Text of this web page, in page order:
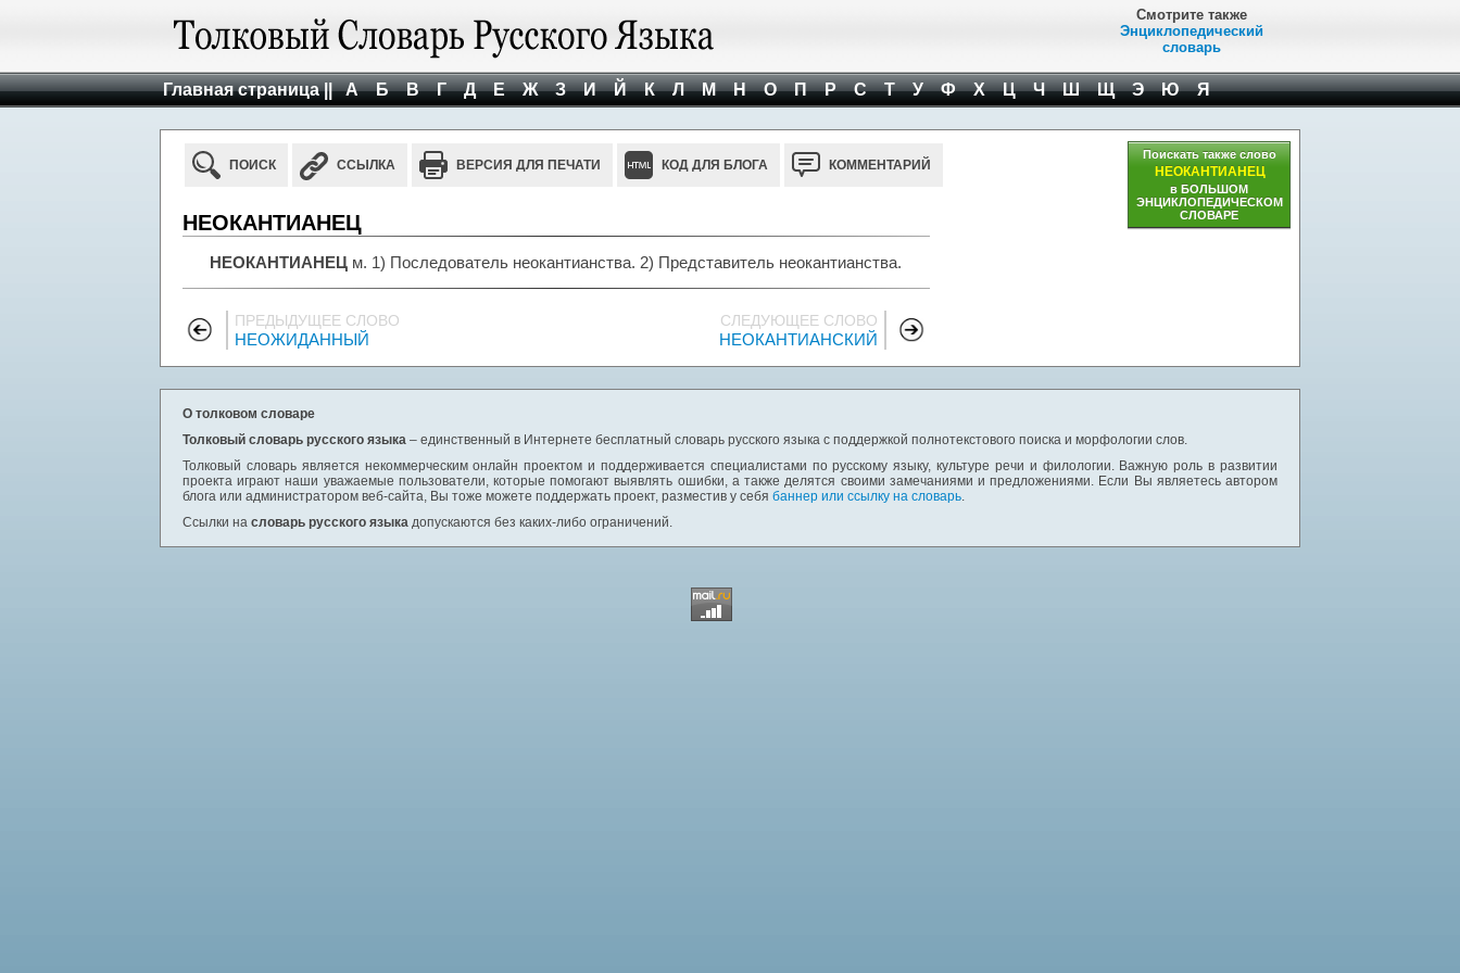
Смотрите также
Энциклопедический
словарь
Главная страница || А Б В Г Д Е Ж З И Й К Л М Н О П Р С Т У Ф Х Ц Ч Ш Щ Э Ю Я
ПОИСК ССЫЛКА ВЕРСИЯ ДЛЯ ПЕЧАТИ КОД ДЛЯ БЛОГА КОММЕНТАРИЙ
НЕОКАНТИАНЕЦ
НЕОКАНТИАНЕЦ м. 1) Последователь неокантианства. 2) Представитель неокантианства.
ПРЕДЫДУЩЕЕ СЛОВО
НЕОЖИДАННЫЙ
СЛЕДУЮЩЕЕ СЛОВО
НЕОКАНТИАНСКИЙ
Поискать также слово
НЕОКАНТИАНЕЦ
в БОЛЬШОМ
ЭНЦИКЛОПЕДИЧЕСКОМ
СЛОВАРЕ
О толковом словаре
Толковый словарь русского языка – единственный в Интернете бесплатный словарь русского языка с поддержкой полнотекстового поиска и морфологии слов.
Толковый словарь является некоммерческим онлайн проектом и поддерживается специалистами по русскому языку, культуре речи и филологии. Важную роль в развитии
проекта играют наши уважаемые пользователи, которые помогают выявлять ошибки, а также делятся своими замечаниями и предложениями. Если Вы являетесь автором
блога или администратором веб-сайта, Вы тоже можете поддержать проект, разместив у себя баннер или ссылку на словарь.
Ссылки на словарь русского языка допускаются без каких-либо ограничений.